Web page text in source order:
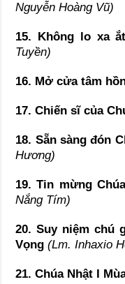
Nguyễn Hoàng Vũ)
15. Không lo xa
Tuyền)
16. Mở cửa tâm
17. Chiến sĩ của
18. Sẵn sàng đón
Hương)
19. Tin mừng
Nắng Tím)
20. Suy niệm chú
Vọng(Lm. Inhaxio
21. Chúa Nhật I